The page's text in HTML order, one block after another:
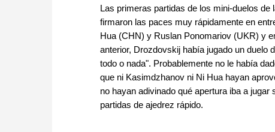
Las primeras partidas de los mini-duelos
firmaron las paces muy rápidamente en
Hua (CHN) y Ruslan Ponomariov (UKR) y
anterior, Drozdovskij había jugado un duelo
todo o nada". Probablemente no le había
que ni Kasimdzhanov ni Ni Hua hayan
no hayan adivinado qué apertura iba a
partidas de ajedrez rápido.